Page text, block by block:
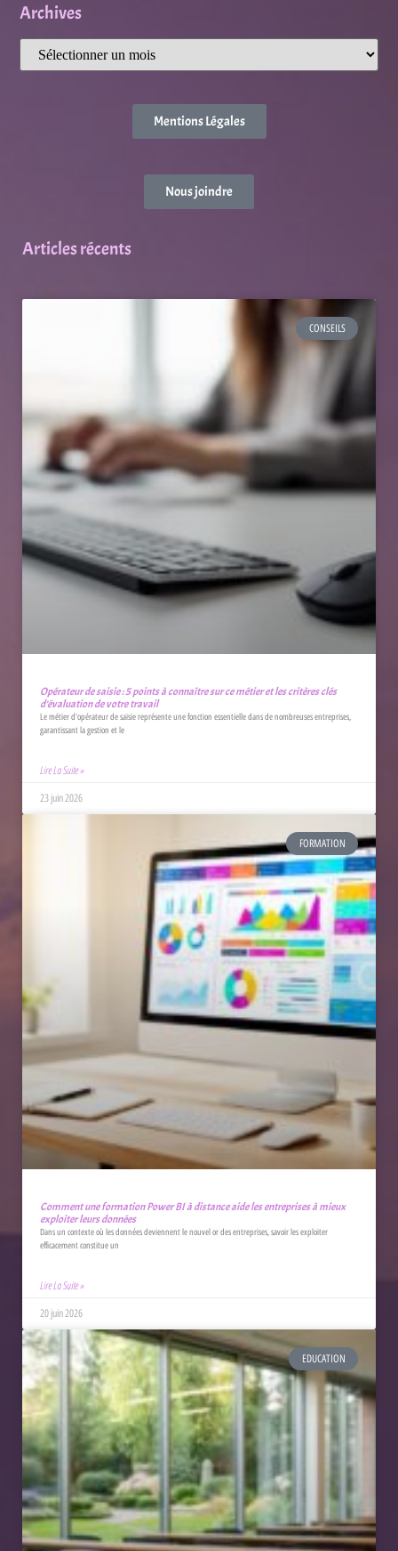
Archives
Mentions Légales
Nous joindre
Articles récents
CONSEILS
Opérateur de saisie : 5 points à connaître sur ce métier et les critères clés
d’évaluation de votre travail
Le métier d'opérateur de saisie représente une fonction essentielle dans de nombreuses entreprises,
garantissant la gestion et le
Lire La Suite »
23 juin 2026
FORMATION
Comment une formation Power BI à distance aide les entreprises à mieux
exploiter leurs données
Dans un contexte où les données deviennent le nouvel or des entreprises, savoir les exploiter
efficacement constitue un
Lire La Suite »
20 juin 2026
EDUCATION